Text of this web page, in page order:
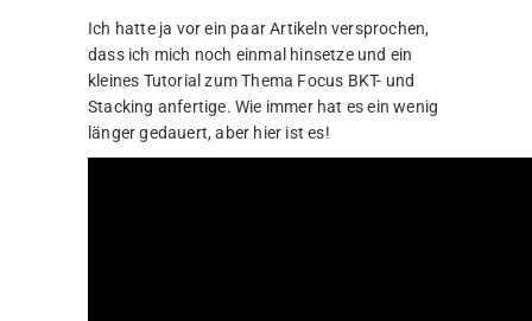
Ich hatte ja vor ein paar Artikeln versprochen,
dass ich mich noch einmal hinsetze und ein
kleines Tutorial zum Thema Focus BKT- und
Stacking anfertige. Wie immer hat es ein wenig
länger gedauert, aber hier ist es!